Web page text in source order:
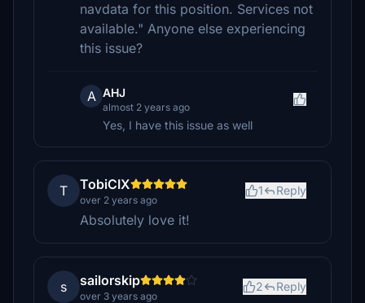
navdata for this position. Services not
available." Anyone else experiencing
this issue?
A AHJ
almost 2 years ago
Yes, I have this issue as well
T TobiCIX
over 2 years ago
1 Reply
Absolutely love it!
s sailorskip
over 3 years ago
2 Reply